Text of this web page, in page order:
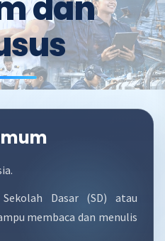
Dasar (SD) atau
membaca dan menulis